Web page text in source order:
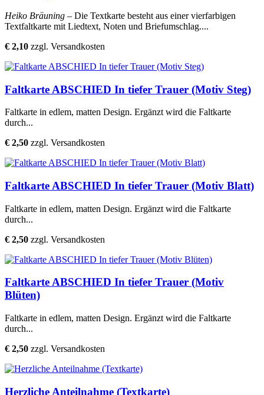
Heiko Bräuning – Die Textkarte besteht aus einer vierfarbigen
Textfaltkarte mit Liedtext, Noten und Briefumschlag....
€ 2,10 zzgl. Versandkosten
Faltkarte ABSCHIED In tiefer Trauer (Motiv Steg)
Faltkarte in edlem, matten Design. Ergänzt wird die Faltkarte
durch...
€ 2,50 zzgl. Versandkosten
Faltkarte ABSCHIED In tiefer Trauer (Motiv Blatt)
Faltkarte in edlem, matten Design. Ergänzt wird die Faltkarte
durch...
€ 2,50 zzgl. Versandkosten
Faltkarte ABSCHIED In tiefer Trauer (Motiv
Blüten)
Faltkarte in edlem, matten Design. Ergänzt wird die Faltkarte
durch...
€ 2,50 zzgl. Versandkosten
Herzliche Anteilnahme (Textkarte)